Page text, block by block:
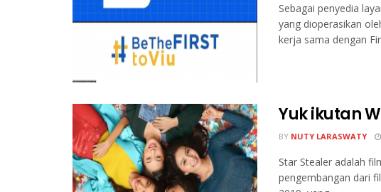
Sebagai penyedia
yang dioperasikan
kerja sama dengan
Yuk ikutan
BY NUTY LARASWATY
Star Stealer adalah
pengembangan dari